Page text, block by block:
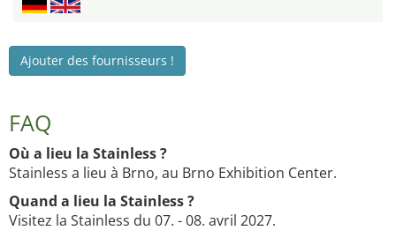
Ajouter des fournisseurs !
FAQ
Où a lieu la Stainless ?
Stainless a lieu à Brno, au Brno Exhibition Center.
Quand a lieu la Stainless ?
Visitez la Stainless du 07. - 08. avril 2027.